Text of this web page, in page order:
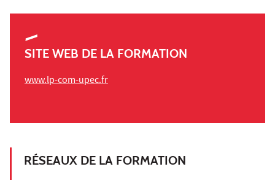
SITE WEB DE LA FORMATION
www.lp-com-upec.fr
RÉSEAUX DE LA FORMATION